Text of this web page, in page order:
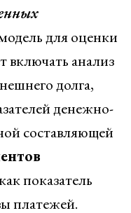
для оценки
включать анализ
долга,
денежно-
составляющей
показатель
платежей.